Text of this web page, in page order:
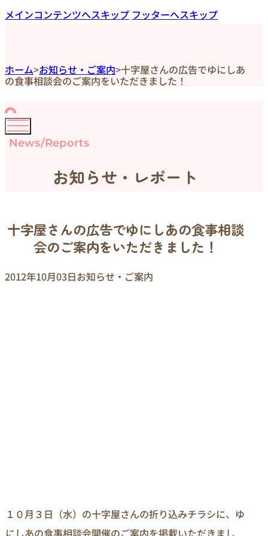
メインコンテンツへスキップ フッターへスキップ
ホーム>お知らせ・ご案内>十字屋さんの広告でゆにしあ
の食事相談会のご案内をいただきました！
News/Reports
お知らせ・レポート
十字屋さんの広告でゆにしあの食事相談
会のご案内をいただきました！
2012年10月03日お知らせ・ご案内
１０月３日（水）の十字屋さんの折り込みチラシに、ゆ
にしあの食事相談会開催のご案内を掲載いただきまし